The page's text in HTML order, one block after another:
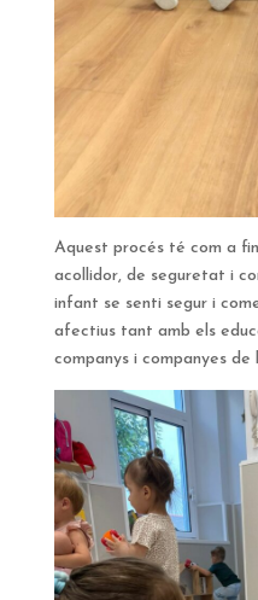
Aquest procés té com a
acollidor, de seguretat i
infant se senti segur i
afectius tant amb els
companys i companyes de